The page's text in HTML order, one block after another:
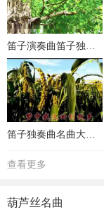
笛子独奏曲名曲大全欣赏
查看更多
葫芦丝名曲